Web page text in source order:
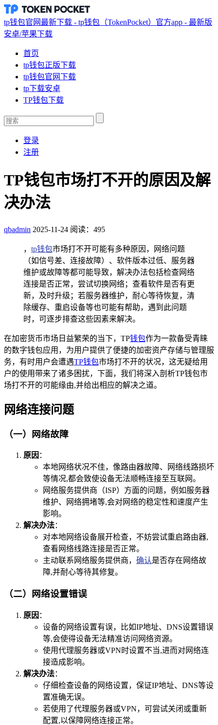
tp钱包官网最新下载 - tp钱包（TokenPocket）官方app - 最新版
安卓/苹果下载
首页
tp钱包正版下载
tp钱包官网下载
tp下载安卓
TP钱包下载
登录
注册
TP钱包市场打不开的原因及解
决办法
qbadmin 2025-11-24 阅读：495
， tp钱包市场打不开可能有多种原因，网络问题
（如信号差、连接故障）、软件版本过低、服务器
维护或故障等都可能导致，解决办法包括检查网络
连接是否正常，尝试切换网络；查看软件是否有更
新，及时升级；若服务器维护，耐心等待恢复，清
除缓存、重启设备等也可能有帮助，遇到此问题
时，可逐步排查这些因素来解决。
在加密货币市场日益繁荣的当下，TP钱包作为一款备受青睐
的数字钱包应用，为用户提供了便捷的加密资产存储与管理服
务，有时用户会遭遇TP钱包市场打不开的状况，这无疑给用
户的使用带来了诸多困扰，下面，我们将深入剖析TP钱包市
场打不开的可能缘由,并给出相应的解决之道。
网络连接问题
（一）网络故障
原因 ：
本地网络状况不佳，像路由器故障、网络线路损坏
等情况,都会致使设备无法顺畅连接至互联网。
网络服务提供商（ISP）方面的问题，例如服务器
维护、网络拥堵等,会对网络的稳定性和速度产生
影响。
解决办法：
对本地网络设备展开检查，不妨尝试重启路由器,
查看网络线路连接是否正常。
主动联系网络服务提供商， 确认是否存在网络故
障,并耐心等待其修复。
（二）网络设置错误
原因 ：
设备的网络设置有误，比如IP地址、DNS设置错误
等,会使得设备无法精准访问网络资源。
使用代理服务器或VPN时设置不当,进而对网络连
接造成影响。
解决办法：
仔细检查设备的网络设置，保证IP地址、DNS等设
置准确无误。
若使用了代理服务器或VPN，可尝试关闭或重新
配置,以保障网络连接正常。